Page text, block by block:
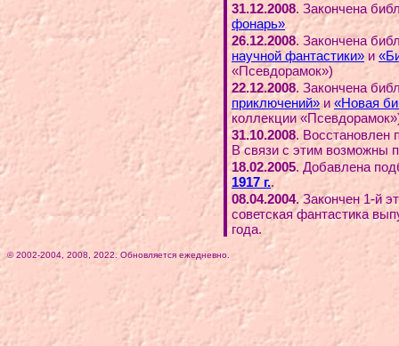
31.12.2008. Закончена
фонарь»
26.12.2008. Закончена
научной фантастики» и
«Псевдорамок»)
22.12.2008. Закончена
приключений» и «Новая
коллекции
31.10.2008. Восстановлен
В связи с этим возможны
18.02.2005. Добавлена
1917 г..
08.04.2004. Закончен 1-й
советская фантастика
года.
© 2002-2004, 2008, 2022. Обновляется ежедневно.